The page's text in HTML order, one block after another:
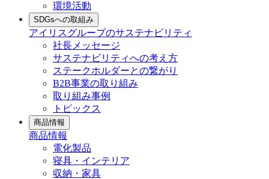
環境活動
SDGsへの取組み
アイリスグループのサステナビリティ
社長メッセージ
サステナビリティへの考え方
ステークホルダーとの繋がり
B2B事業の取り組み
取り組み事例
トピックス
商品情報
商品情報
電化製品
寝具・インテリア
収納・家具